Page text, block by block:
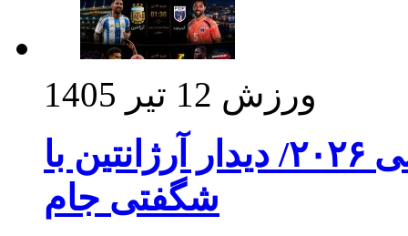
ورزش 12 تیر 1405
برنامه بازی های امشب جام جهانی ۲۰۲۶/ دیدار آرژانتین با
شگفتی جام